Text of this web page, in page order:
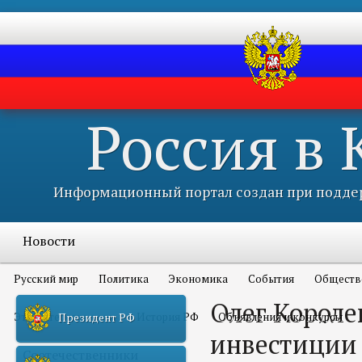
Россия в
Информационный портал создан при
Новости
Русский мир Политика Экономика События
Это интересно всем История РФ Объявления и конкурсы
Соотечественники
Президент РФ
Олег